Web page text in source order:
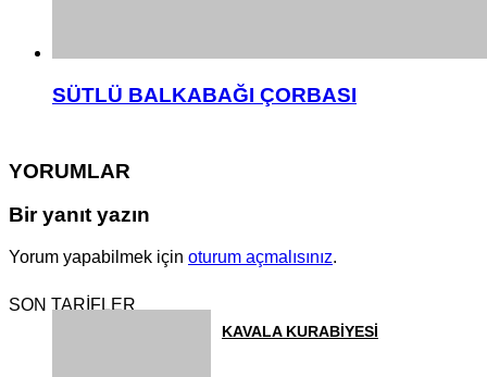
SÜTLÜ BALKABAĞI ÇORBASI
YORUMLAR
Bir yanıt yazın
Yorum yapabilmek için oturum açmalısınız.
SON TARİFLER
KAVALA KURABİYESİ